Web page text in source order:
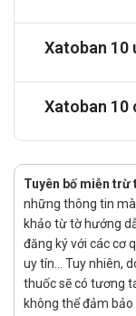
khối ở tim
giai đoạn
làm giảm
không ảnh
Dược động học:
Hấp thu:
đường tiêu
tương trong
dụng gần
hưởng bởi
Phân bố:
Xatoban 10
Xatoban 10
Tuyên bố miễn trừ
những thông tin
khảo từ tờ hướng
đăng ký với các cơ
uy tín... Tuy nhiên,
thuốc sẽ có tương
không thể đảm